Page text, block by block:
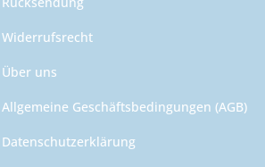
Widerrufsrecht
Über uns
Allgemeine Geschäftsbedingungen (AGB)
Datenschutzerklärung